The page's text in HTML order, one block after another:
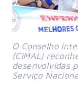
O Conselho
(CIMAL)
desenvolvidas
Serviço